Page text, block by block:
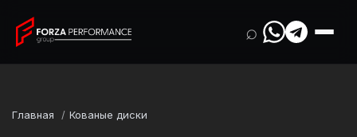
⌕
Главная Кованые диски